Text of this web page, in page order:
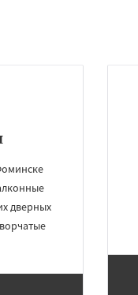
дверных